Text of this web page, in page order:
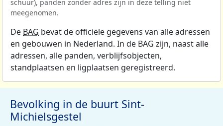
schuur), panden zonder adres zijn in deze telling niet
meegenomen.
De BAG bevat de officiële gegevens van alle adressen
en gebouwen in Nederland. In de BAG zijn, naast alle
adressen, alle panden, verblijfsobjecten,
standplaatsen en ligplaatsen geregistreerd.
Bevolking in de buurt Sint-
Michielsgestel